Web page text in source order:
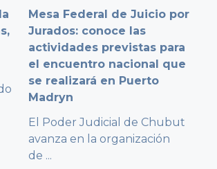
Mesa Federal de Juicio por
Jurados: conoce las
actividades previstas para
el encuentro nacional que
se realizará en Puerto
Madryn
El Poder Judicial de Chubut
avanza en la organización
de ...